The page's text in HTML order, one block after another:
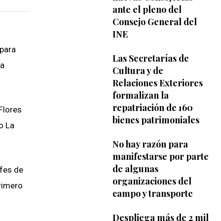
La
de
ante el pleno del
Consejo General del
INE
Las Secretarías de
Cultura y de
Relaciones Exteriores
formalizan la
repatriación de 160
bienes patrimoniales
No hay razón para
manifestarse por parte
de algunas
organizaciones del
campo y transporte
Despliega más de 2 mil